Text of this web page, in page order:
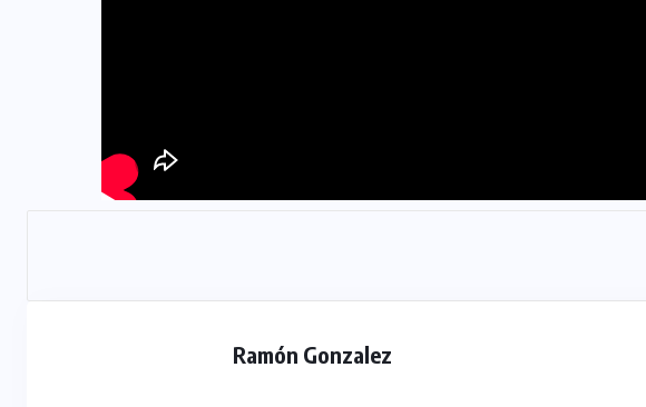
Ramón Gonzalez